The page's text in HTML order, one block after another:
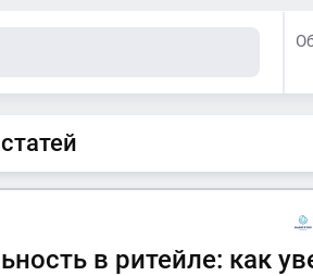
в ритейле: как